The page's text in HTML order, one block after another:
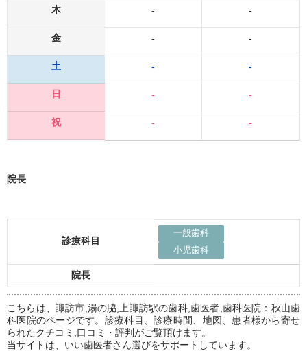
木
金
土
日
祝
-
-
-
-
-
-
-
-
-
-
院長
診療科目
一般歯科
小児歯科
院長
こちらは、諏訪市,湯の脇,上諏訪駅の歯科,歯医者,歯科医院：秋山歯
科医院のページです。診療科目、診療時間、地図、患者様から寄せ
られたクチコミ,口コミ・評判がご覧頂けます。
当サイトは、いい歯医者さん選びをサポートしています。